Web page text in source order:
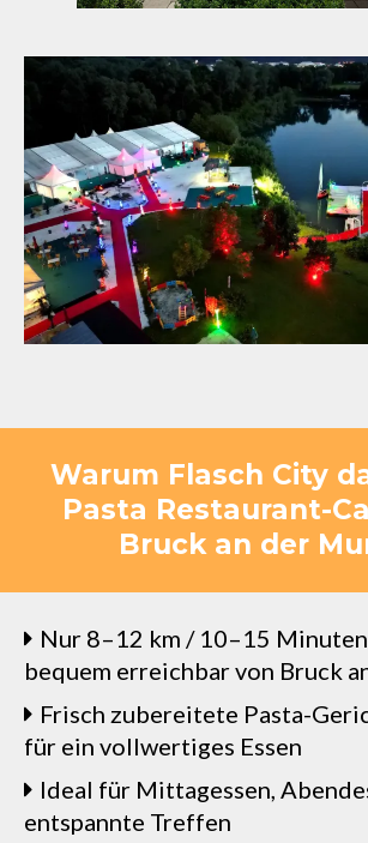
Warum Flasch City
Pasta Restaurant-
Bruck an der
Nur 8–12 km / 10–15
bequem erreichbar von Bruck
Frisch zubereitete Pasta-
für ein vollwertiges Essen
Ideal für Mittagessen,
entspannte Treffen